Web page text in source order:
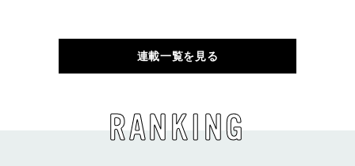
連載一覧を見る
RANKING